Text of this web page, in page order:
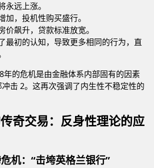
永远上涨。
加，投机性购买盛行。
价飙升，贷款标准放宽。
最初的认知，导致更多相同的行为，直
年的危机是由金融体系内部固有的因素
击 2。这再次强调了内生性不稳定性的
奇交易：反身性理论的应
机：“击垮英格兰银行”